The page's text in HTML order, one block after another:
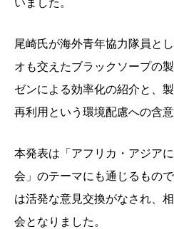
いました。
尾崎氏が海外青年協力隊員と
オも交えたブラックソープの
ゼンによる効率化の紹介と、
再利用という環境配慮への含
本発表は「アフリカ・アジア
会」のテーマにも通じるもの
は活発な意見交換がなされ、
会となりました。